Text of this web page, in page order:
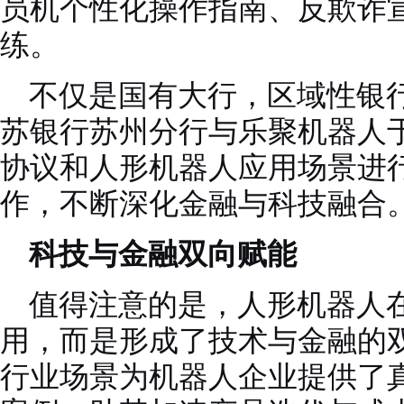
员机个性化操作指南、反欺诈
练。
不仅是国有大行，区域性银
苏银行苏州分行与乐聚机器人
协议和人形机器人应用场景进
作，不断深化金融与科技融合
科技与金融双向赋能
值得注意的是，人形机器人
用，而是形成了技术与金融的
行业场景为机器人企业提供了